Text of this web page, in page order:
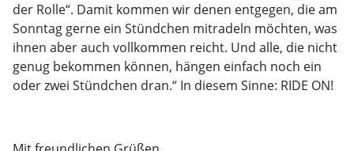
der Rolle“. Damit kommen wir denen entgegen, die am
Sonntag gerne ein Stündchen mitradeln möchten, was
ihnen aber auch vollkommen reicht. Und alle, die nicht
genug bekommen können, hängen einfach noch ein
oder zwei Stündchen dran.“ In diesem Sinne: RIDE ON!